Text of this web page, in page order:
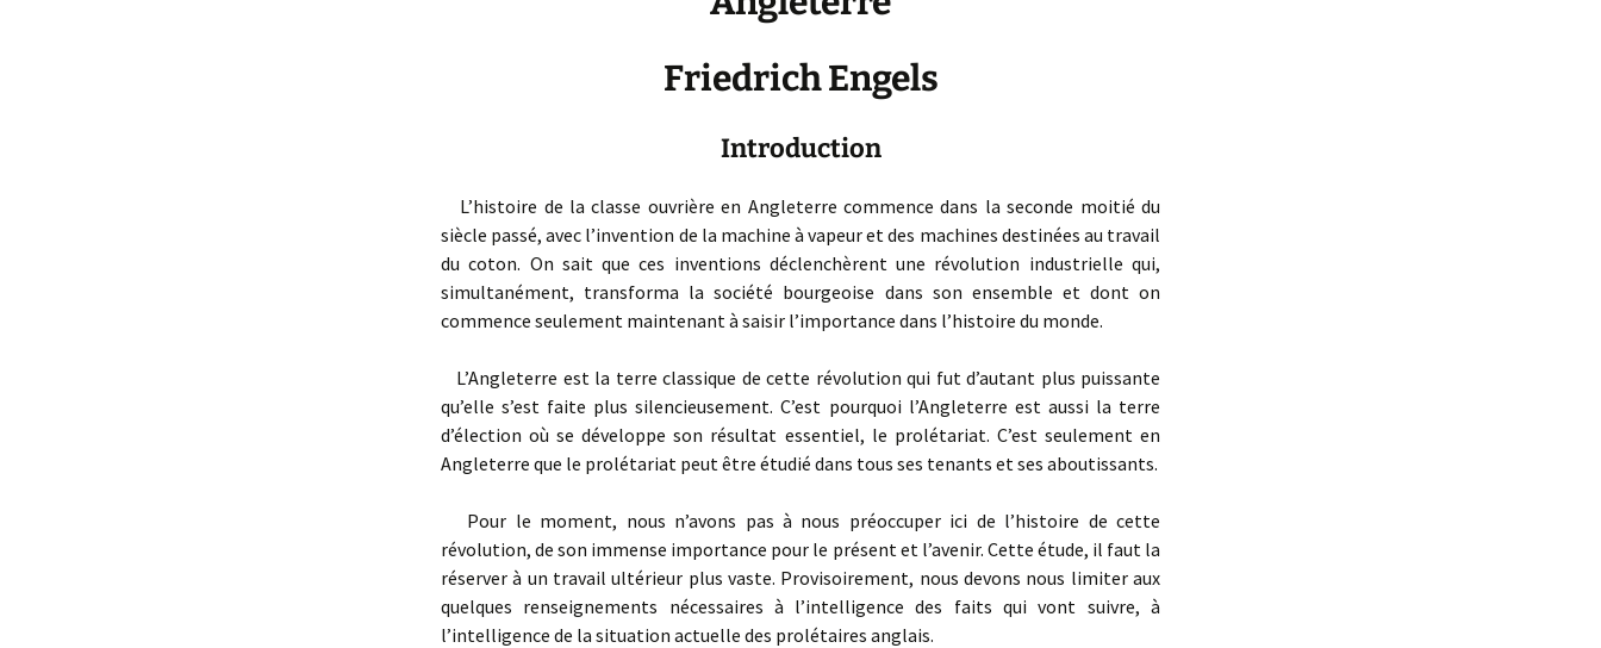
Friedrich Engels
Introduction
L’histoire de la classe ouvrière en Angleterre commence dans la seconde moitié du
siècle passé, avec l’invention de la machine à vapeur et des machines destinées au travail
du coton. On sait que ces inventions déclenchèrent une révolution industrielle qui,
simultanément, transforma la société bourgeoise dans son ensemble et dont on
commence seulement mainte­nant à saisir l’importance dans l’histoire du monde.
L’Angleterre est la terre classique de cette révolution qui fut d’autant plus puissante
qu’elle s’est faite plus silencieusement. C’est pourquoi l’Angleterre est aussi la terre
d’élection où se développe son résultat essentiel, le prolétariat. C’est seulement en
Angleterre que le prolétariat peut être étudié dans tous ses tenants et ses aboutissants.
Pour le moment, nous n’avons pas à nous préoccuper ici de l’histoire de cette
révolution, de son immense importance pour le présent et l’avenir. Cette étude, il faut la
réserver à un travail ultérieur plus vaste. Provisoirement, nous devons nous limiter aux
quelques rensei­gne­ments nécessaires à l’intelligence des faits qui vont suivre, à
l’intelligence de la situation actuelle des prolétaires anglais.